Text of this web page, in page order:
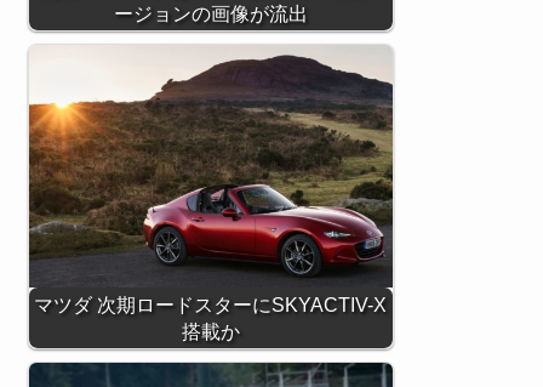
ージョンの画像が流出
マツダ 次期ロードスターにSKYACTIV-X
搭載か